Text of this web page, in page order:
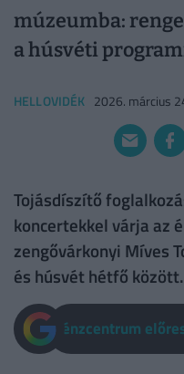
múzeumba:
a húsvéti
HELLOVIDÉK 2026. március
Tojásdíszítő
koncertekkel várja az
zengővárkonyi Míves
és húsvét hétfő között.
Pénzcentrum